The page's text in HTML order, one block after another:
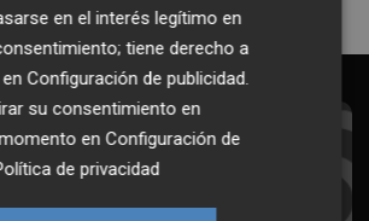
al Boletín
en el interés legítimo en
tiene derecho a
enConfiguración de publicidad.
su consentimiento en
enConfiguración de
de privacidad